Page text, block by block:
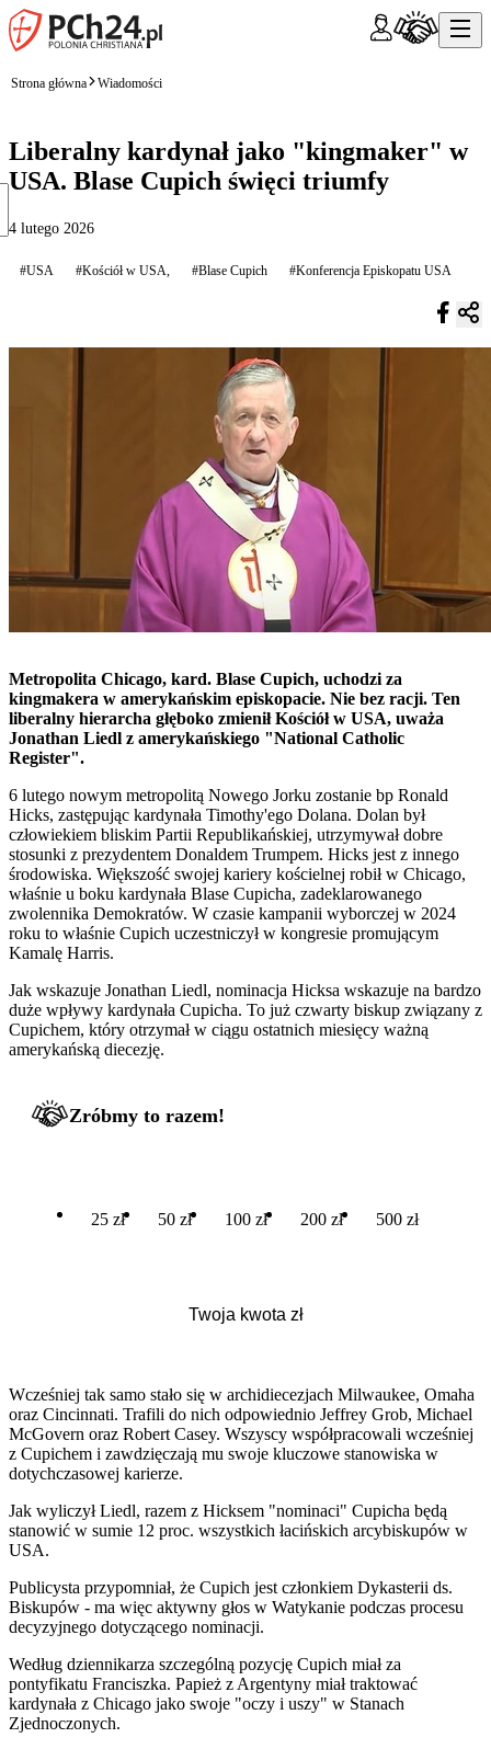
Strona główna Wiadomości
Liberalny kardynał jako "kingmaker" w
USA. Blase Cupich święci triumfy
4 lutego 2026
#USA #Kościół w USA, #Blase Cupich #Konferencja Episkopatu USA
Metropolita Chicago, kard. Blase Cupich, uchodzi za
kingmakera w amerykańskim episkopacie. Nie bez racji. Ten
liberalny hierarcha głęboko zmienił Kościół w USA, uważa
Jonathan Liedl z amerykańskiego "National Catholic
Register".
6 lutego nowym metropolitą Nowego Jorku zostanie bp Ronald
Hicks, zastępując kardynała Timothy'ego Dolana. Dolan był
człowiekiem bliskim Partii Republikańskiej, utrzymywał dobre
stosunki z prezydentem Donaldem Trumpem. Hicks jest z innego
środowiska. Większość swojej kariery kościelnej robił w Chicago,
właśnie u boku kardynała Blase Cupicha, zadeklarowanego
zwolennika Demokratów. W czasie kampanii wyborczej w 2024
roku to właśnie Cupich uczestniczył w kongresie promującym
Kamalę Harris.
Jak wskazuje Jonathan Liedl, nominacja Hicksa wskazuje na bardzo
duże wpływy kardynała Cupicha. To już czwarty biskup związany z
Cupichem, który otrzymał w ciągu ostatnich miesięcy ważną
amerykańską diecezję.
Zróbmy to razem!
25 zł 50 zł 100 zł 200 zł 500 zł
Wcześniej tak samo stało się w archidiecezjach Milwaukee, Omaha
oraz Cincinnati. Trafili do nich odpowiednio Jeffrey Grob, Michael
McGovern oraz Robert Casey. Wszyscy współpracowali wcześniej
z Cupichem i zawdzięczają mu swoje kluczowe stanowiska w
dotychczasowej karierze.
Jak wyliczył Liedl, razem z Hicksem "nominaci" Cupicha będą
stanowić w sumie 12 proc. wszystkich łacińskich arcybiskupów w
USA.
Publicysta przypomniał, że Cupich jest członkiem Dykasterii ds.
Biskupów - ma więc aktywny głos w Watykanie podczas procesu
decyzyjnego dotyczącego nominacji.
Według dziennikarza szczególną pozycję Cupich miał za
pontyfikatu Franciszka. Papież z Argentyny miał traktować
kardynała z Chicago jako swoje "oczy i uszy" w Stanach
Zjednoczonych.